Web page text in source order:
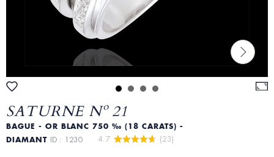
SATURNE Nº 21
BAGUE - OR BLANC 750 ‰ (18 CARATS) -
DIAMANT ID : 1230 4.7 (23)